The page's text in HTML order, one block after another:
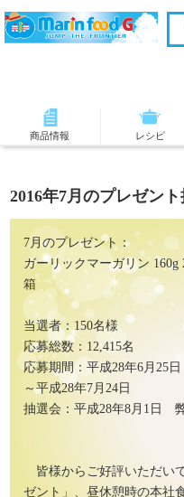
商品情報 レシピ
2016年7月のプレゼン
7月のプレゼント：
ガーリックマーガリン 160g
箱
当選者：150名様
応募総数：12,415名
応募期間：平成28年6月25日
～平成28年7月24日
抽選会：平成28年8月1日
皆様からご好評いただい
ゼント」、昼休憩時の本社